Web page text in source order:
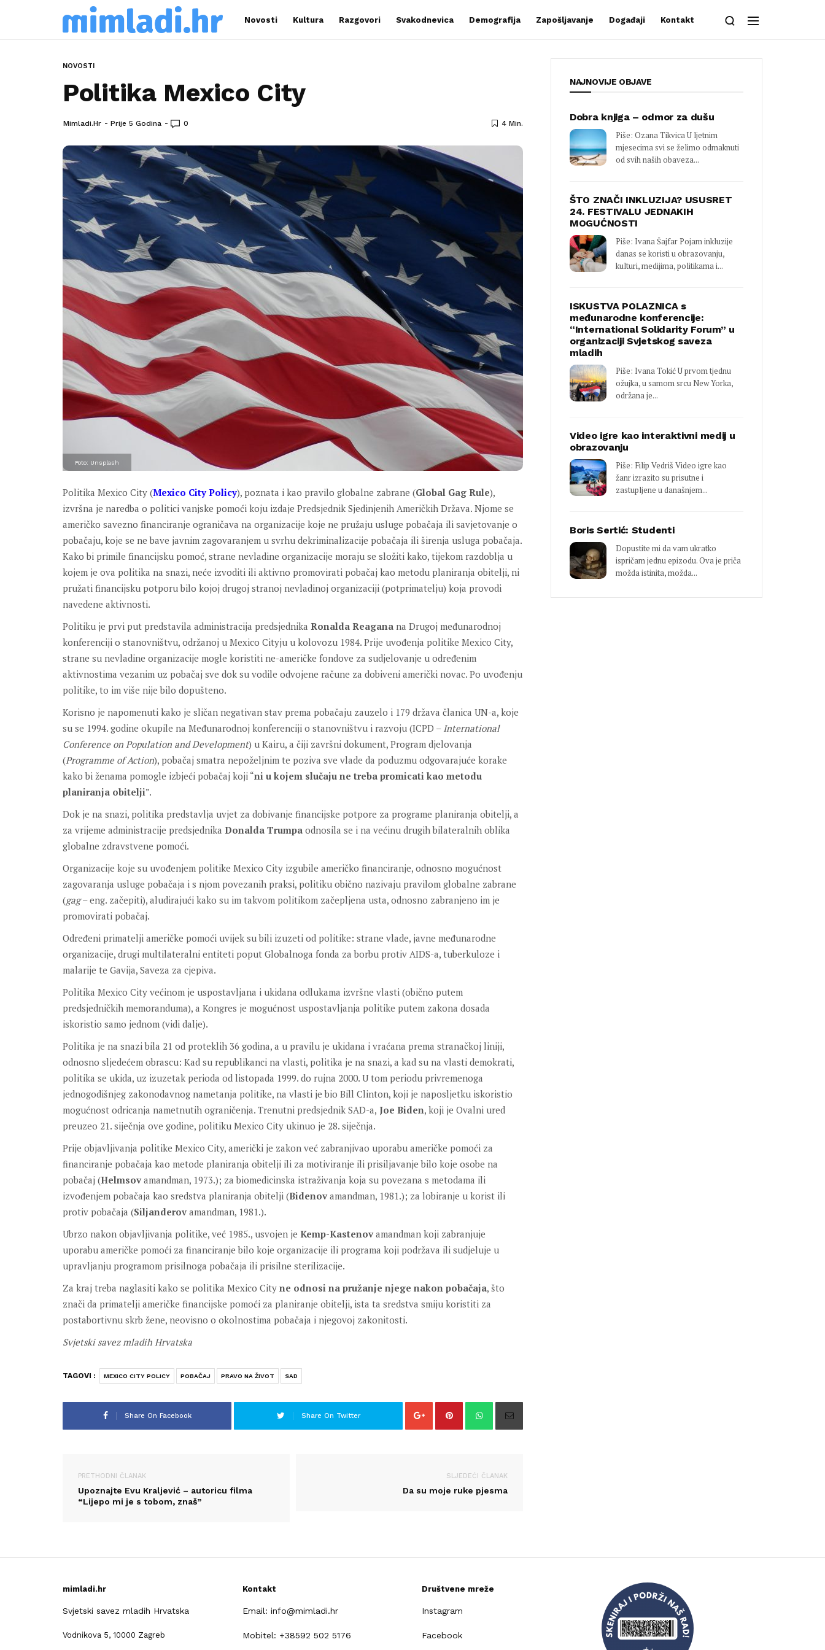
Novosti Kultura Razgovori Svakodnevica Demografija Zapošljavanje Događaji Kontakt
NOVOSTI
Politika Mexico City
Mimladi.hr Prije 5 Godina 0 4 Min.
Foto: Unsplash
Politika Mexico City (Mexico City Policy), poznata i kao pravilo globalne zabrane (Global Gag Rule),
izvršna je naredba o politici vanjske pomoći koju izdaje Predsjednik Sjedinjenih Američkih Država. Njome se
američko savezno financiranje ograničava na organizacije koje ne pružaju usluge pobačaja ili savjetovanje o
pobačaju, koje se ne bave javnim zagovaranjem u svrhu dekriminalizacije pobačaja ili širenja usluga pobačaja.
Kako bi primile financijsku pomoć, strane nevladine organizacije moraju se složiti kako, tijekom razdoblja u
kojem je ova politika na snazi, neće izvoditi ili aktivno promovirati pobačaj kao metodu planiranja obitelji, ni
pružati financijsku potporu bilo kojoj drugoj stranoj nevladinoj organizaciji (potprimatelju) koja provodi
navedene aktivnosti.
Politiku je prvi put predstavila administracija predsjednika Ronalda Reagana na Drugoj međunarodnoj
konferenciji o stanovništvu, održanoj u Mexico Cityju u kolovozu 1984. Prije uvođenja politike Mexico City,
strane su nevladine organizacije mogle koristiti ne-američke fondove za sudjelovanje u određenim
aktivnostima vezanim uz pobačaj sve dok su vodile odvojene račune za dobiveni američki novac. Po uvođenju
politike, to im više nije bilo dopušteno.
Korisno je napomenuti kako je sličan negativan stav prema pobačaju zauzelo i 179 država članica UN-a, koje
su se 1994. godine okupile na Međunarodnoj konferenciji o stanovništvu i razvoju (ICPD – International
Conference on Population and Development) u Kairu, a čiji završni dokument, Program djelovanja
(Programme of Action), pobačaj smatra nepoželjnim te poziva sve vlade da poduzmu odgovarajuće korake
kako bi ženama pomogle izbjeći pobačaj koji “ni u kojem slučaju ne treba promicati kao metodu
planiranja obitelji”.
Dok je na snazi, politika predstavlja uvjet za dobivanje financijske potpore za programe planiranja obitelji, a
za vrijeme administracije predsjednika Donalda Trumpa odnosila se i na većinu drugih bilateralnih oblika
globalne zdravstvene pomoći.
Organizacije koje su uvođenjem politike Mexico City izgubile američko financiranje, odnosno mogućnost
zagovaranja usluge pobačaja i s njom povezanih praksi, politiku obično nazivaju pravilom globalne zabrane
(gag– eng. začepiti), aludirajući kako su im takvom politikom začepljena usta, odnosno zabranjeno im je
promovirati pobačaj.
Određeni primatelji američke pomoći uvijek su bili izuzeti od politike: strane vlade, javne međunarodne
organizacije, drugi multilateralni entiteti poput Globalnoga fonda za borbu protiv AIDS-a, tuberkuloze i
malarije te Gavija, Saveza za cjepiva.
Politika Mexico City većinom je uspostavljana i ukidana odlukama izvršne vlasti (obično putem
predsjedničkih memoranduma), a Kongres je mogućnost uspostavljanja politike putem zakona dosada
iskoristio samo jednom (vidi dalje).
Politika je na snazi bila 21 od proteklih 36 godina, a u pravilu je ukidana i vraćana prema stranačkoj liniji,
odnosno sljedećem obrascu: Kad su republikanci na vlasti, politika je na snazi, a kad su na vlasti demokrati,
politika se ukida, uz izuzetak perioda od listopada 1999. do rujna 2000. U tom periodu privremenoga
jednogodišnjeg zakonodavnog nametanja politike, na vlasti je bio Bill Clinton, koji je naposljetku iskoristio
mogućnost odricanja nametnutih ograničenja. Trenutni predsjednik SAD-a, Joe Biden, koji je Ovalni ured
preuzeo 21. siječnja ove godine, politiku Mexico City ukinuo je 28. siječnja.
Prije objavljivanja politike Mexico City, američki je zakon već zabranjivao uporabu američke pomoći za
financiranje pobačaja kao metode planiranja obitelji ili za motiviranje ili prisiljavanje bilo koje osobe na
pobačaj (Helmsovamandman, 1973.); za biomedicinska istraživanja koja su povezana s metodama ili
izvođenjem pobačaja kao sredstva planiranja obitelji (Bidenovamandman, 1981.); za lobiranje u korist ili
protiv pobačaja (Siljanderovamandman, 1981.).
Ubrzo nakon objavljivanja politike, već 1985., usvojen je Kemp-Kastenovamandman koji zabranjuje
uporabu američke pomoći za financiranje bilo koje organizacije ili programa koji podržava ili sudjeluje u
upravljanju programom prisilnoga pobačaja ili prisilne sterilizacije.
Za kraj treba naglasiti kako se politika Mexico City ne odnosi na pružanje njege nakon pobačaja, što
znači da primatelji američke financijske pomoći za planiranje obitelji, ista ta sredstva smiju koristiti za
postabortivnu skrb žene, neovisno o okolnostima pobačaja i njegovoj zakonitosti.
Svjetski savez mladih Hrvatska
TAGOVI : MEXICO CITY POLICY POBAČAJ PRAVO NA ŽIVOT SAD
Share On Facebook Share On Twitter
PRETHODNI ČLANAK
Upoznajte Evu Kraljević – autoricu filma
“Lijepo mi je s tobom, znaš”
SLJEDEĆI ČLANAK
Da su moje ruke pjesma
NAJNOVIJE OBJAVE
Dobra knjiga – odmor za dušu
Piše: Ozana Tikvica U ljetnim
mjesecima svi se želimo odmaknuti
od svih naših obaveza...
ŠTO ZNAČI INKLUZIJA? USUSRET
24. FESTIVALU JEDNAKIH
MOGUĆNOSTI
Piše: Ivana Šajfar Pojam inkluzije
danas se koristi u obrazovanju,
kulturi, medijima, politikama i...
ISKUSTVA POLAZNICA s
međunarodne konferencije:
“International Solidarity Forum” u
organizaciji Svjetskog saveza
mladih
Piše: Ivana Tokić U prvom tjednu
ožujka, u samom srcu New Yorka,
održana je...
Video igre kao interaktivni medij u
obrazovanju
Piše: Filip Vedriš Video igre kao
žanr izrazito su prisutne i
zastupljene u današnjem...
Boris Sertić: Studenti
Dopustite mi da vam ukratko
ispričam jednu epizodu. Ova je priča
možda istinita, možda...
mimladi.hr
Svjetski savez mladih Hrvatska
Vodnikova 5, 10000 Zagreb
Kontakt
Email: info@mimladi.hr
Mobitel: +38592 502 5176
Društvene mreže
Instagram
Facebook